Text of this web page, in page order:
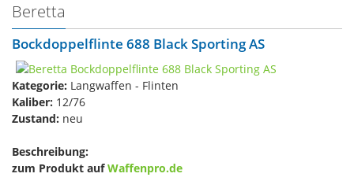
Beretta
Bockdoppelflinte 688 Black Sporting AS
Kategorie: Langwaffen - Flinten
Kaliber: 12/76
Zustand: neu
Beschreibung:
zum Produkt aufWaffenpro.de